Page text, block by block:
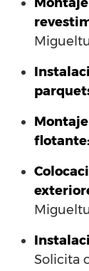
flotante:
Solicita